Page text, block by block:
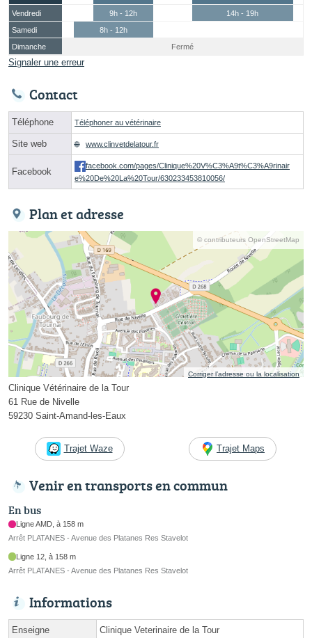
Vendredi
9h - 12h
14h - 19h
Samedi
8h - 12h
Dimanche
Fermé
Signaler une erreur
Contact
Téléphone Téléphoner au vétérinaire
Site web www.clinvetdelatour.fr
Facebook
facebook.com/pages/Clinique%20V%C3%A9t%C3%A9rinair
e%20De%20La%20Tour/630233453810056/
Plan et adresse
© contributeurs OpenStreetMap
Corriger l’adresse ou la localisation
Clinique Vétérinaire de la Tour
61 Rue de Nivelle
59230 Saint-Amand-les-Eaux
Trajet Waze Trajet Maps
Venir en transports en commun
En bus
Ligne AMD, à 158 m
Arrêt PLATANES - Avenue des Platanes Res Stavelot
Ligne 12, à 158 m
Arrêt PLATANES - Avenue des Platanes Res Stavelot
Informations
Enseigne Clinique Veterinaire de la Tour